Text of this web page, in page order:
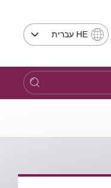
HE עברית